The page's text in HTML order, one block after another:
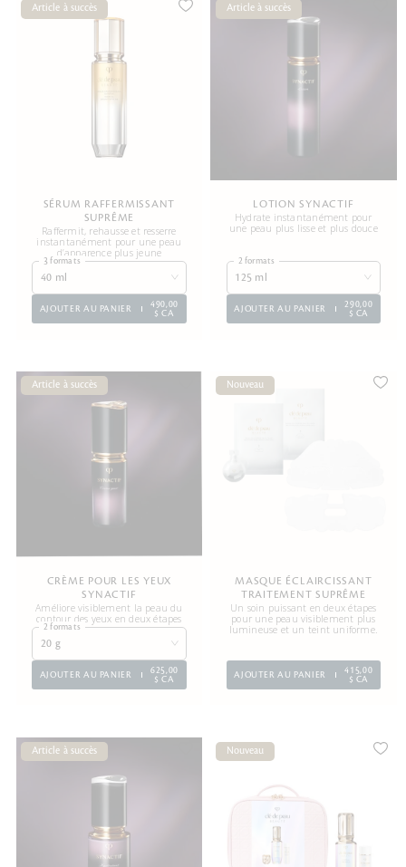
Article à succès
SÉRUM RAFFERMISSANT
SUPRÊME
Raffermit, rehausse et resserre
instantanément pour une peau
d’apparence plus jeune
3 formats
40 ml
AJOUTER AU PANIER
490,00
$ CA
Article à succès
LOTION SYNACTIF
Hydrate instantanément pour
une peau plus lisse et plus douce
2 formats
125 ml
AJOUTER AU PANIER
290,00
$ CA
Article à succès
CRÈME POUR LES YEUX
SYNACTIF
Améliore visiblement la peau du
contour des yeux en deux étapes
2 formats
20 g
AJOUTER AU PANIER
625,00
$ CA
Nouveau
MASQUE ÉCLAIRCISSANT
TRAITEMENT SUPRÊME
Un soin puissant en deux étapes
pour une peau visiblement plus
lumineuse et un teint uniforme.
AJOUTER AU PANIER
415,00
$ CA
Article à succès Nouveau